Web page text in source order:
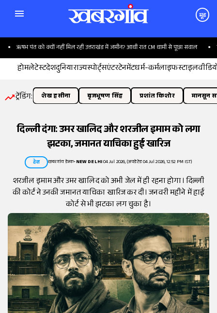
मूड
ऋषभ पंत को क्यों नहीं मिल रही उत्तराखंड में जमीन? आधी रात CM धामी से पूछा सवाल
होमलेटेस्टदेशदुनियाराज्यस्पोर्ट्सएंटरटेनमेंटधर्म-कर्मलाइफस्टाइल
ट्रेंडिंग: शेख हसीना बृजभूषण सिंह प्रशांत किशोर मानसून
दिल्ली दंगा: उमर खालिद और शरजील इमाम को लगा
झटका, जमानत याचिका हुई खारिज
देश खबरगांव डेस्क•NEW DELHI04 Jul 2026, (अपडेटेड 04 Jul 2026, 12:52 PM IST)
शरजील इमाम और उमर खालिद को अभी जेल में ही रहना होगा। दिल्ली
की कोर्ट ने उनकी जमानत याचिका खारिज कर दी। जनवरी महीने में हाई
कोर्ट से भी झटका लग चुका है।